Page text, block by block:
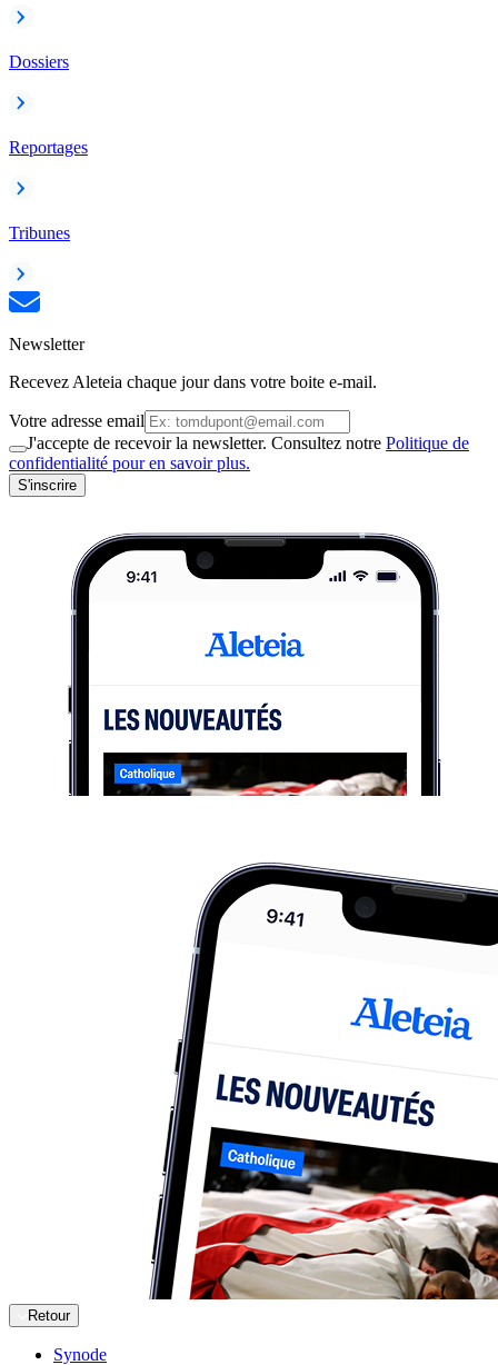
Dossiers
Reportages
Tribunes
Newsletter
Recevez Aleteia chaque jour dans votre boite e-mail.
Votre adresse email
J'accepte de recevoir la newsletter. Consultez notre Politique de
confidentialité pour en savoir plus.
S'inscrire
Retour
Synode